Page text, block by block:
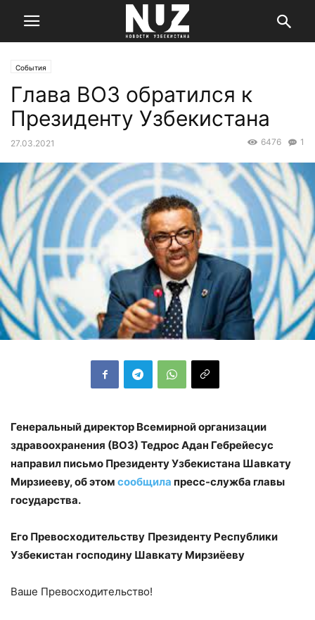
События
Глава ВОЗ обратился к
Президенту Узбекистана
27.03.2021 1
6476
Генеральный директор Всемирной организации
здравоохранения (ВОЗ) Тедрос Адан Гебрейесус
направил письмо Президенту Узбекистана Шавкату
Мирзиееву, об этом сообщила пресс-служба главы
государства.
Его Превосходительству Президенту Республики
Узбекистан господину Шавкату Мирзиёеву
Ваше Превосходительство!